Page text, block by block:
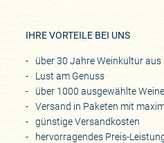
IHRE VORTEILE BEI UNS
über 30 Jahre Weinkultur aus
Lust am Genuss
über 1000 ausgewählte Weine
Versand in Paketen mit
günstige Versandkosten
hervorragendes Preis-